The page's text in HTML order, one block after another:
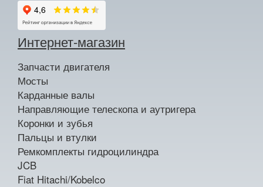
Интернет-магазин
Запчасти двигателя
Мосты
Карданные валы
Направляющие телескопа и аутригера
Коронки и зубья
Пальцы и втулки
Ремкомплекты гидроцилиндра
JCB
Fiat Hitachi/Kobelco